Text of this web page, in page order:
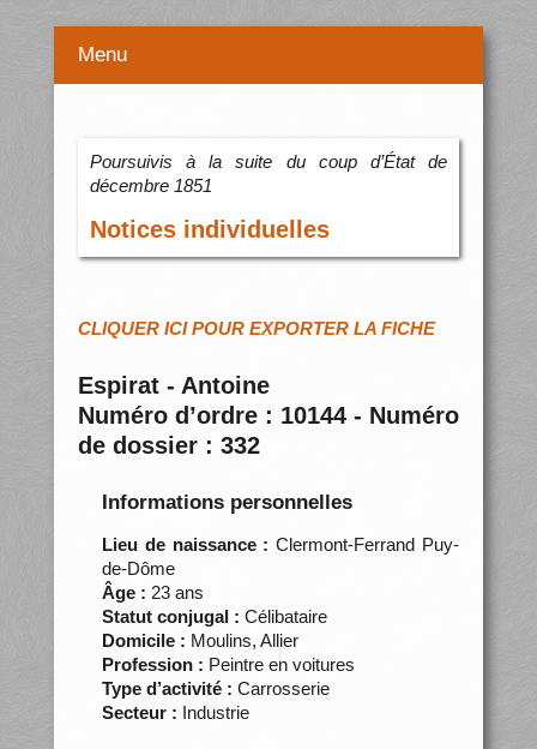
Menu
Poursuivis à la suite du coup d’État de
décembre 1851
Notices individuelles
CLIQUER ICI POUR EXPORTER LA FICHE
Espirat - Antoine
Numéro d’ordre : 10144 - Numéro
de dossier : 332
Informations personnelles
Lieu de naissance : Clermont-Ferrand Puy-
de-Dôme
Âge : 23 ans
Statut conjugal : Célibataire
Domicile : Moulins, Allier
Profession : Peintre en voitures
Type d’activité : Carrosserie
Secteur : Industrie